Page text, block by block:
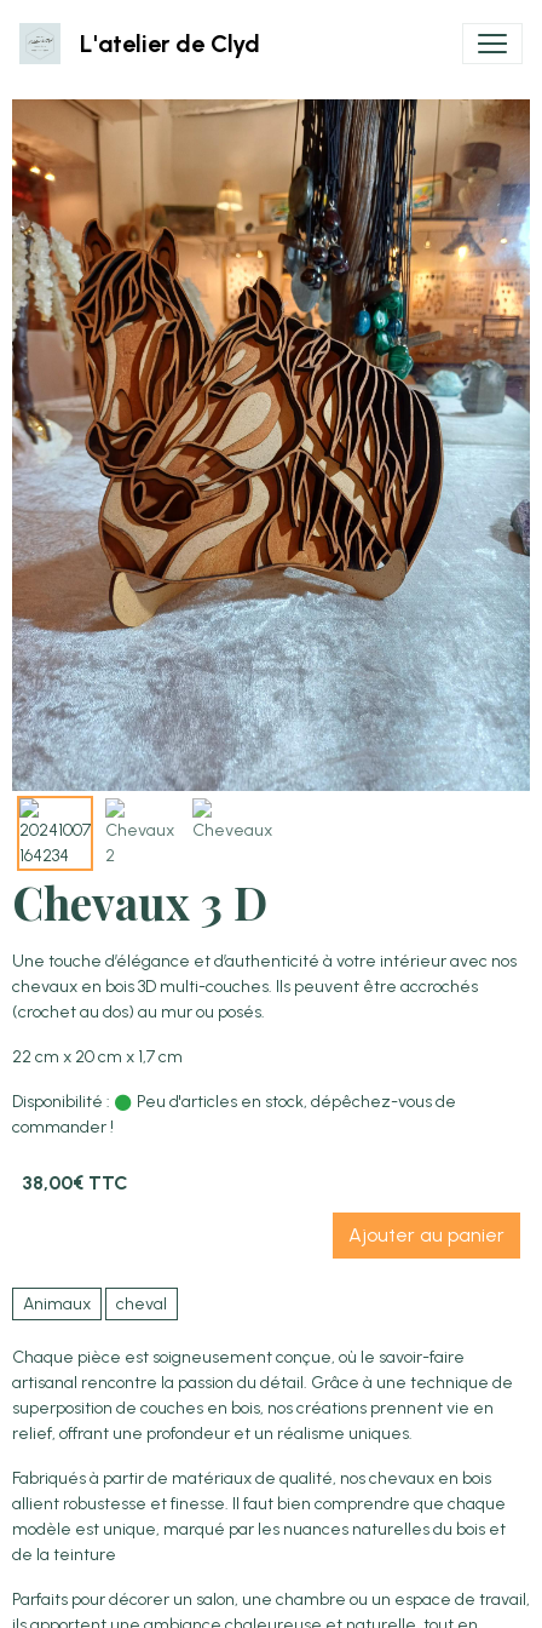
L'atelier de Clyd
Chevaux 3 D
Une touche d’élégance et d’authenticité à votre intérieur avec nos
chevaux en bois 3D multi-couches. Ils peuvent être accrochés
(crochet au dos) au mur ou posés.
22 cm x 20 cm x 1,7 cm
Disponibilité :
Peu d'articles en stock, dépêchez-vous de
commander !
38,00€ TTC
Ajouter au panier
Animaux cheval
Chaque pièce est soigneusement conçue, où le savoir-faire
artisanal rencontre la passion du détail. Grâce à une technique de
superposition de couches en bois, nos créations prennent vie en
relief, offrant une profondeur et un réalisme uniques.
Fabriqués à partir de matériaux de qualité, nos chevaux en bois
allient robustesse et finesse. Il faut bien comprendre que chaque
modèle est unique, marqué par les nuances naturelles du bois et
de la teinture
Parfaits pour décorer un salon, une chambre ou un espace de travail,